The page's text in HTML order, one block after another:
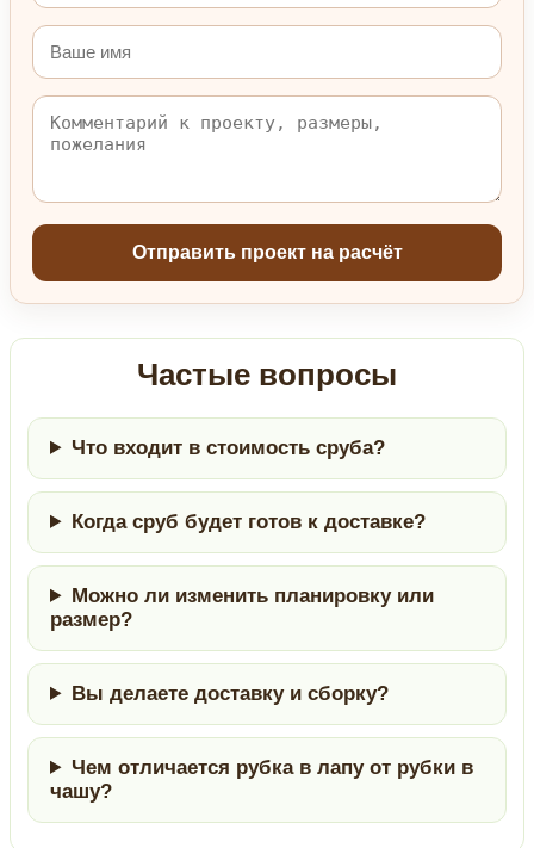
Отправить проект на расчёт
Частые вопросы
Что входит в стоимость сруба?
Когда сруб будет готов к доставке?
Можно ли изменить планировку или
размер?
Вы делаете доставку и сборку?
Чем отличается рубка в лапу от рубки в
чашу?